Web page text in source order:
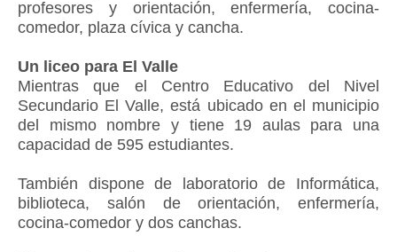
profesores y orientación, enfermería, cocina-
comedor, plaza cívica y cancha.
Un liceo para El Valle
Mientras que el Centro Educativo del Nivel
Secundario El Valle, está ubicado en el municipio
del mismo nombre y tiene 19 aulas para una
capacidad de 595 estudiantes.
También dispone de laboratorio de Informática,
biblioteca, salón de orientación, enfermería,
cocina-comedor y dos canchas.